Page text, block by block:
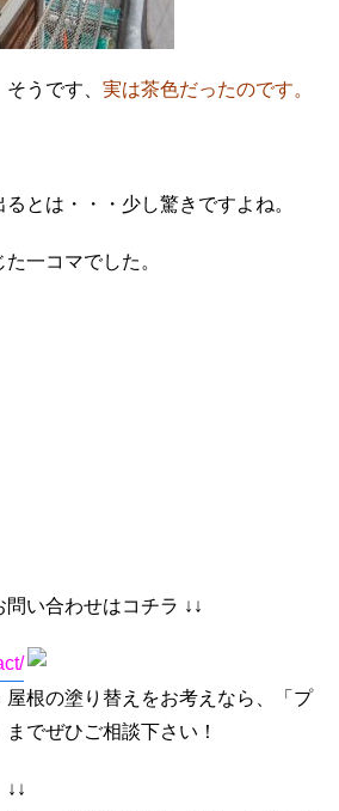
うです、 実は茶色だったのです。
とは・・・少し驚きですよね。
一コマでした。
い合わせはコチラ ↓↓
屋根の塗り替えをお考えなら、「プ
でぜひご相談下さい！